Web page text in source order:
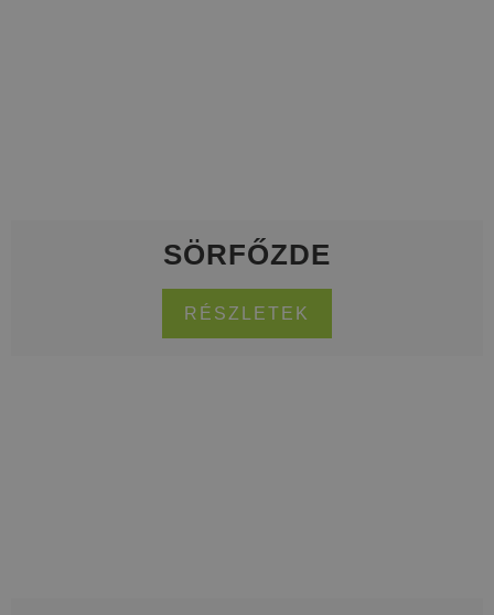
SÖRFŐZDE
RÉSZLETEK